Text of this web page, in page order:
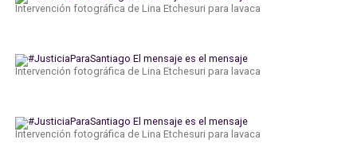
Intervención fotográfica de Lina Etchesuri para lavaca
Intervención fotográfica de Lina Etchesuri para lavaca
Intervención fotográfica de Lina Etchesuri para lavaca